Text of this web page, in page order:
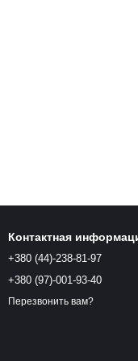
Контактная
+380 (44)-238-81-97
+380 (97)-001-93-40
Перезвонить вам?